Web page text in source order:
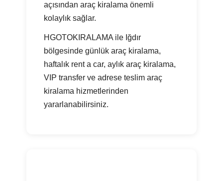
açısından araç kiralama önemli
kolaylık sağlar.
HGOTOKIRALAMA ile Iğdır
bölgesinde günlük araç kiralama,
haftalık rent a car, aylık araç kiralama,
VIP transfer ve adrese teslim araç
kiralama hizmetlerinden
yararlanabilirsiniz.